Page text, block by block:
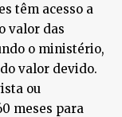
têm acesso a
valor das
o ministério,
valor devido.
ou
meses para